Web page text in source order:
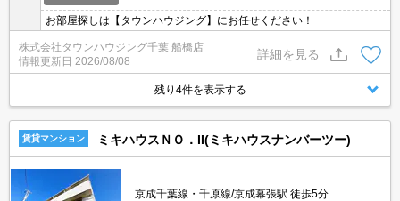
お部屋探しは【タウンハウジング】にお任せください！
株式会社タウンハウジング千葉 船橋店
情報更新日 2026/08/08
詳細を見る
残り4件を表示する
賃貸マンション ミキハウスＮＯ．II(ミキハウスナンバーツー)
京成千葉線・千原線/京成幕張駅 徒歩5分